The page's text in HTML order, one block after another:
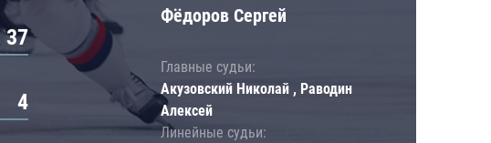
37
4
Фёдоров Сергей
Главные судьи:
Акузовский Николай , Раводин
Алексей
Линейные судьи: